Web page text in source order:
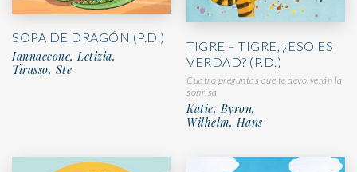
SOPA DE DRAGÓN (P.D.)
Iannaccone, Letizia,
Tirasso, Ste
TIGRE – TIGRE, ¿ESO ES
VERDAD? (P.D.)
Cuatro preguntas que te devolverán la
sonrisa
Katie, Byron,
Wilhelm, Hans